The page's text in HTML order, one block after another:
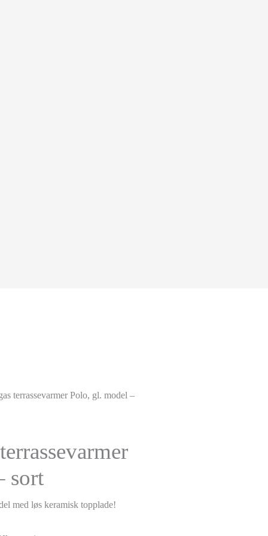
terrassevarmer Polo, gl. model –
sort
med løs keramisk topplade!